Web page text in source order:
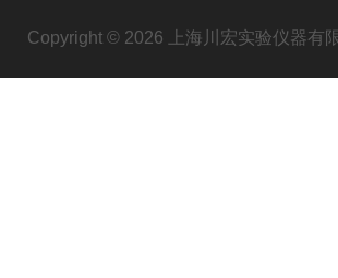
Copyright © 2026 上海川宏实验仪器有